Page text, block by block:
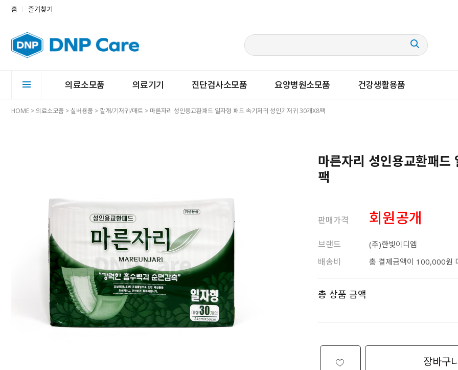
홈 즐겨찾기
의료소모품 의료기기 진단검사소모품 요양병원소모품 건강생활용품
HOME >의료소모품 >실버용품 > 깔개/기저귀/매트 > 마른자리 성인용교환패드 일자형 패드 속기저귀 성인기저귀 30개x8팩
마른자리 성인용교환패
팩
판매가격 회원공개
브랜드 (주)한빛이디엠
배송비 총 결제금액이 100,000원
총 상품 금액
장바구